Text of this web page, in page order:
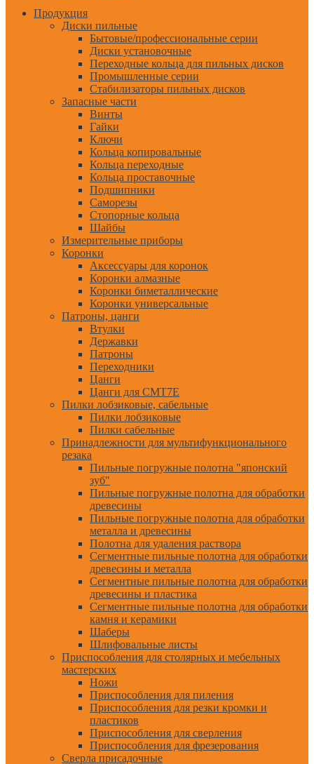
Продукция
Диски пильные
Бытовые/профессиональные серии
Диски установочные
Переходные кольца для пильных дисков
Промышленные серии
Стабилизаторы пильных дисков
Запасные части
Винты
Гайки
Ключи
Кольца копировальные
Кольца переходные
Кольца проставочные
Подшипники
Саморезы
Стопорные кольца
Шайбы
Измерительные приборы
Коронки
Аксессуары для коронок
Коронки алмазные
Коронки биметаллические
Коронки универсальные
Патроны, цанги
Втулки
Державки
Патроны
Переходники
Цанги
Цанги для CMT7E
Пилки лобзиковые, сабельные
Пилки лобзиковые
Пилки сабельные
Принадлежности для мультифункционального
резака
Пильные погружные полотна "японский
зуб"
Пильные погружные полотна для обработки
древесины
Пильные погружные полотна для обработки
металла и древесины
Полотна для удаления раствора
Сегментные пильные полотна для обработки
древесины и металла
Сегментные пильные полотна для обработки
древесины и пластика
Сегментные пильные полотна для обработки
камня и керамики
Шаберы
Шлифовальные листы
Приспособления для столярных и мебельных
мастерских
Ножи
Приспособления для пиления
Приспособления для резки кромки и
пластиков
Приспособления для сверления
Приспособления для фрезерования
Сверла присадочные